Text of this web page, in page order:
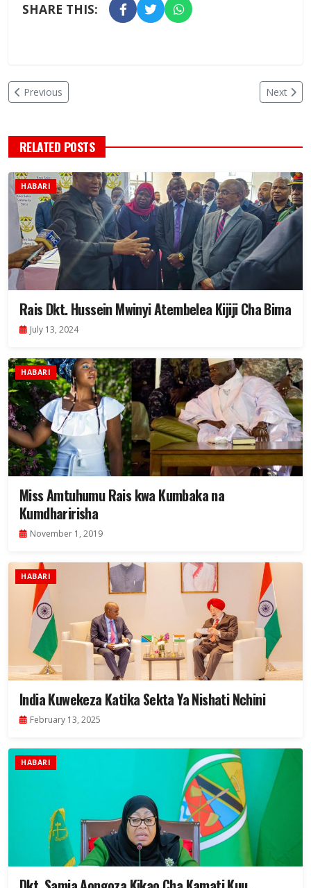
SHARE THIS:
Previous Next
RELATED POSTS
HABARI
Rais Dkt. Hussein Mwinyi Atembelea Kijiji Cha Bima
July 13, 2024
HABARI
Miss Amtuhumu Rais kwa Kumbaka na
Kumdharirisha
November 1, 2019
HABARI
India Kuwekeza Katika Sekta Ya Nishati Nchini
February 13, 2025
HABARI